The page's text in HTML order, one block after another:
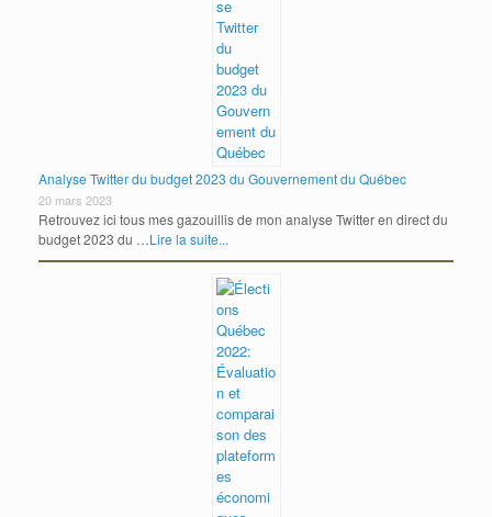
Analyse Twitter du budget 2023 du Gouvernement du Québec
20 mars 2023
Retrouvez ici tous mes gazouillis de mon analyse Twitter en direct du
budget 2023 du …Lire la suite...